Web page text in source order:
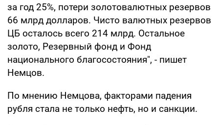
за год 25%, потери золотовалютных резервов
66 млрд долларов. Чисто валютных резервов
ЦБ осталось всего 214 млрд. Остальное
золото, Резервный фонд и Фонд
национального благосостояния", - пишет
Немцов.
По мнению Немцова, факторами падения
рубля стала не только нефть, но и санкции.